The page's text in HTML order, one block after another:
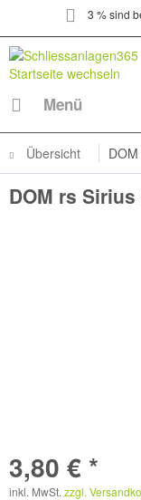
3 % sind
Menü
Übersicht
DOM rs
3,80 € *
inkl. MwSt. zzgl.